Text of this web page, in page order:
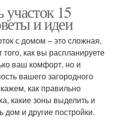
участок 15
и идеи
с домом – это сложная,
как вы распланируете
ваш комфорт, но и
вашего загородного
как правильно
какие зоны выделить и
дом и другие постройки.